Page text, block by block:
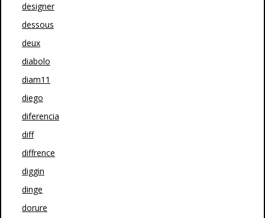
designer
dessous
deux
diabolo
diam11
diego
diferencia
diff
diffrence
diggin
dinge
dorure